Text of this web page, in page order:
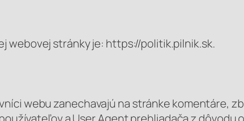
webovej stránky je: https://politik.pilnik.sk.
webu zanechavajú na stránke komentáre,